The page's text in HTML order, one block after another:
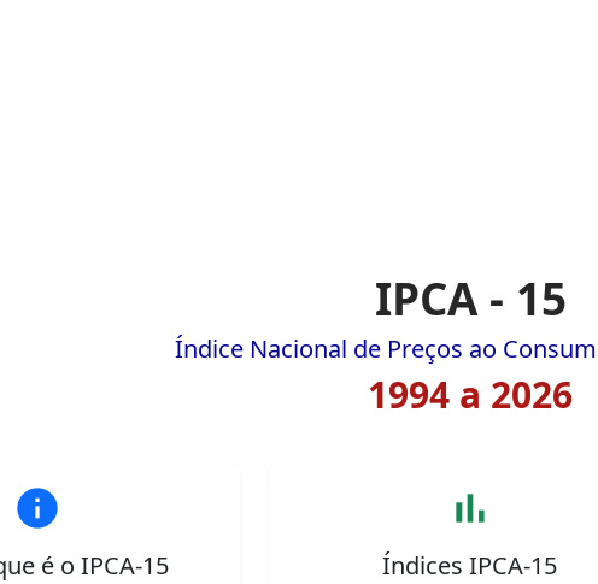
IPCA - 15
Índice Nacional de Preços ao
1994 a 2026
info
é o IPCA-15
bar_chart
Índices IPCA-15